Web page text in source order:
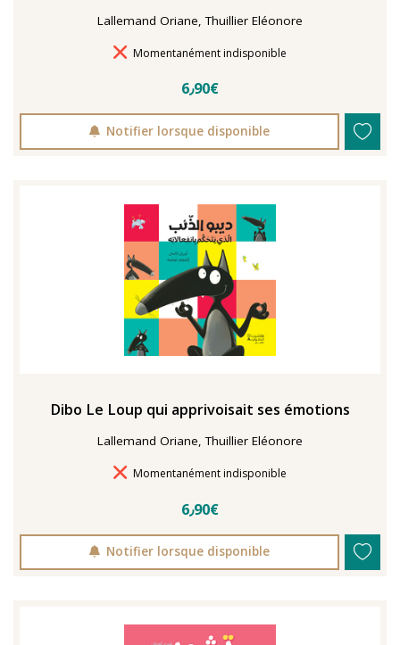
Lallemand Oriane, Thuillier Eléonore
Délais de livraison
Momentanément indisponible
6٫90€
Notifier lorsque disponible
Dibo Le Loup qui apprivoisait ses émotions
Lallemand Oriane, Thuillier Eléonore
Délais de livraison
Momentanément indisponible
6٫90€
Notifier lorsque disponible